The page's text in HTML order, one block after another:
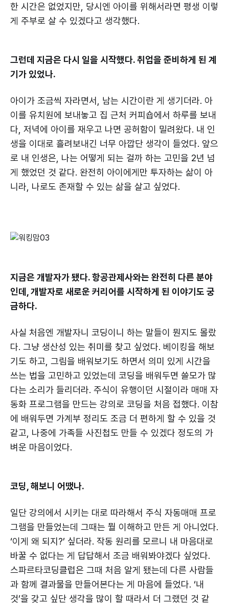
한 시간은 없었지만, 당시엔 아이를 위해서라면 평생 이렇
게 주부로 살 수 있겠다고 생각했다.
그런데 지금은 다시 일을 시작했다. 취업을 준비하게 된 계
기가 있었나.
아이가 조금씩 자라면서, 남는 시간이란 게 생기더라. 아
이를 유치원에 보내놓고 집 근처 커피숍에서 하루를 보내
다, 저녁에 아이를 재우고 나면 공허함이 밀려왔다. 내 인
생을 이대로 흘려보내긴 너무 아깝단 생각이 들었다. 앞으
로 내 인생은, 나는 어떻게 되는 걸까 하는 고민을 2년 넘
게 했었던 것 같다. 완전히 아이에게만 투자하는 삶이 아
니라, 나로도 존재할 수 있는 삶을 살고 싶었다.
지금은 개발자가 됐다. 항공관제사와는 완전히 다른 분야
인데, 개발자로 새로운 커리어를 시작하게 된 이야기도 궁
금하다.
사실 처음엔 개발자니 코딩이니 하는 말들이 뭔지도 몰랐
다. 그냥 생산성 있는 취미를 찾고 싶었다. 베이킹을 해보
기도 하고, 그림을 배워보기도 하면서 의미 있게 시간을
쓰는 법을 고민하고 있었는데 코딩을 배워두면 쓸모가 많
다는 소리가 들리더라. 주식이 유행이던 시절이라 매매 자
동화 프로그램을 만드는 강의로 코딩을 처음 접했다. 이참
에 배워두면 가계부 정리도 조금 더 편하게 할 수 있을 것
같고, 나중에 가족들 사진첩도 만들 수 있겠다 정도의 가
벼운 마음이었다.
코딩, 해보니 어땠나.
일단 강의에서 시키는 대로 따라해서 주식 자동매매 프로
그램을 만들었는데 그때는 뭘 이해하고 만든 게 아니었다.
‘이게 왜 되지?’ 싶더라. 작동 원리를 모르니 내 마음대로
바꿀 수 없다는 게 답답해서 조금 배워봐야겠다 싶었다.
스파르타코딩클럽은 그때 처음 알게 됐는데 다른 사람들
과 함께 결과물을 만들어본다는 게 마음에 들었다. ‘내
것’을 갖고 싶단 생각을 많이 할 때라서 더 그랬던 것 같